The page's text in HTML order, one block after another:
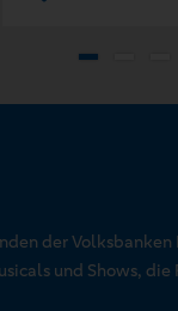
der Volksbanken
und Shows,